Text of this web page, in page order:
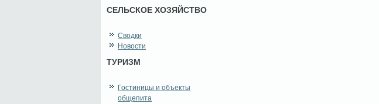
СЕЛЬСКОЕ ХОЗЯЙСТВО
Сводки
Новости
ТУРИЗМ
Гостиницы и объекты
общепита